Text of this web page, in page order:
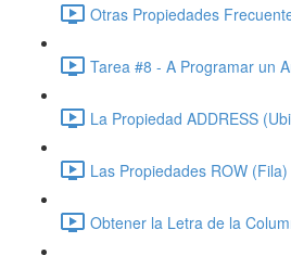
Otras Propiedades
Tarea #8 - A Programar un
La Propiedad ADDRESS
Las Propiedades ROW
Obtener la Letra de la